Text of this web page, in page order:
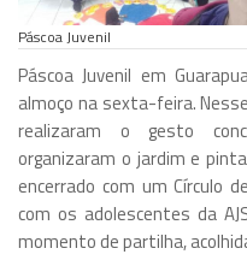
Páscoa Juvenil
Páscoa Juvenil em
almoço na sexta-feira.
realizaram o gesto
organizaram o jardim e
encerrado com um Círculo
com os adolescentes da
momento de partilha,